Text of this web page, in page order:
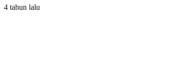
4 tahun lalu